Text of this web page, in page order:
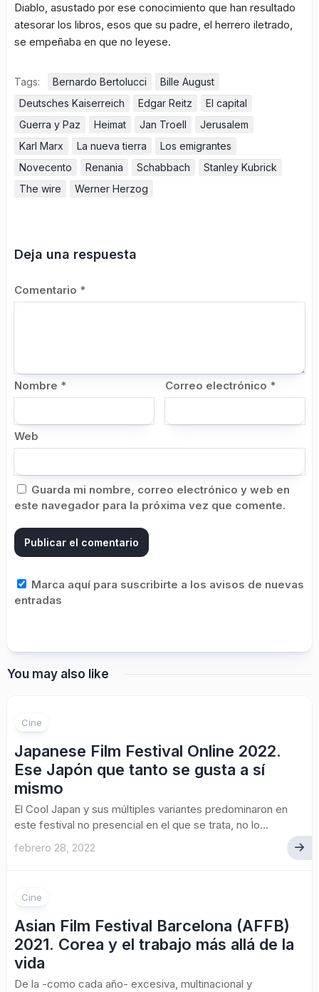
Diablo, asustado por ese conocimiento que han resultado
atesorar los libros, esos que su padre, el herrero iletrado,
se empeñaba en que no leyese.
Tags: Bernardo Bertolucci
Bille August
Deutsches Kaiserreich
Edgar Reitz
El capital
Guerra y Paz
Heimat Jan Troell
Jerusalem
Karl Marx
La nueva tierra
Los emigrantes
Novecento
Renania Schabbach
Stanley Kubrick
The wire
Werner Herzog
Deja una respuesta
Comentario *
Nombre * Correo electrónico *
Web
Guarda mi nombre, correo electrónico y web en
este navegador para la próxima vez que comente.
Marca aquí para suscribirte a los avisos de nuevas
entradas
You may also like
Cine
Japanese Film Festival Online 2022.
Ese Japón que tanto se gusta a sí
mismo
El Cool Japan y sus múltiples variantes predominaron en
este festival no presencial en el que se trata, no lo...
febrero 28, 2022
Cine
Asian Film Festival Barcelona (AFFB)
2021. Corea y el trabajo más allá de la
vida
De la -como cada año- excesiva, multinacional y